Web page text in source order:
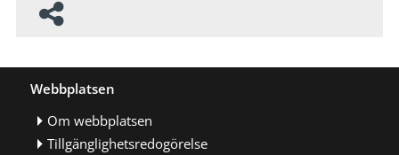
Webbplatsen
Om webbplatsen
Tillgänglighetsredogörelse